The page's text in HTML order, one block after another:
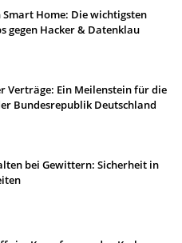
Smart Home: Die wichtigsten
gegen Hacker & Datenklau
Verträge: Ein Meilenstein für die
Bundesrepublik Deutschland
bei Gewittern: Sicherheit in